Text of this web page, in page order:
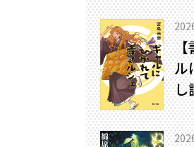
【
ル
し